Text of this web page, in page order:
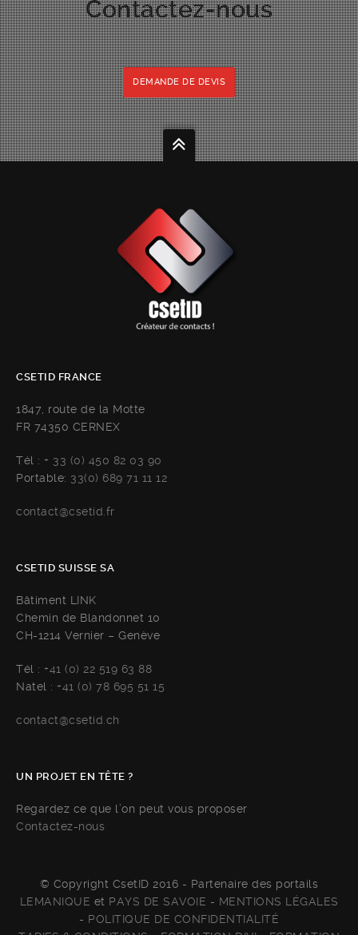
Contactez-nous
DEMANDE DE DEVIS
CSETID FRANCE
1847, route de la Motte
FR 74350 CERNEX
Tél : + 33 (0) 450 82 03 90
Portable: 33(0) 689 71 11 12
contact@csetid.fr
CSETID SUISSE SA
Bâtiment LINK
Chemin de Blandonnet 10
CH-1214 Vernier – Genève
Tél : +41 (0) 22 519 63 88
Natel : +41 (0) 78 695 51 15
contact@csetid.ch
UN PROJET EN TÊTE ?
Regardez ce que l’on peut vous proposer
Contactez-nous
© Copyright CsetID 2016 - Partenaire des portails
LEMANIQUE et PAYS DE SAVOIE - MENTIONS LÉGALES
- POLITIQUE DE CONFIDENTIALITÉ